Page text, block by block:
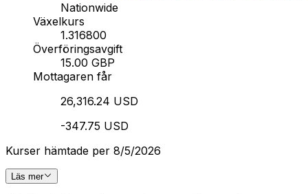
Nationwide
Växelkurs
1.316800
Överföringsavgift
15.00 GBP
Mottagaren får
26,316.24 USD
-347.75 USD
Kurser hämtade per 8/5/2026
Läs mer